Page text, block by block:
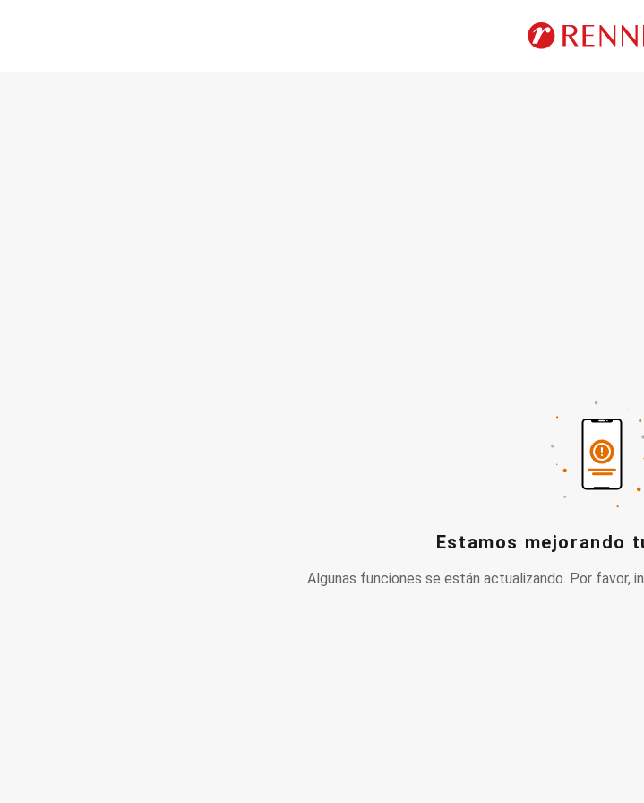
Estamos mejorando
Algunas funciones se están actualizando. Por favor,